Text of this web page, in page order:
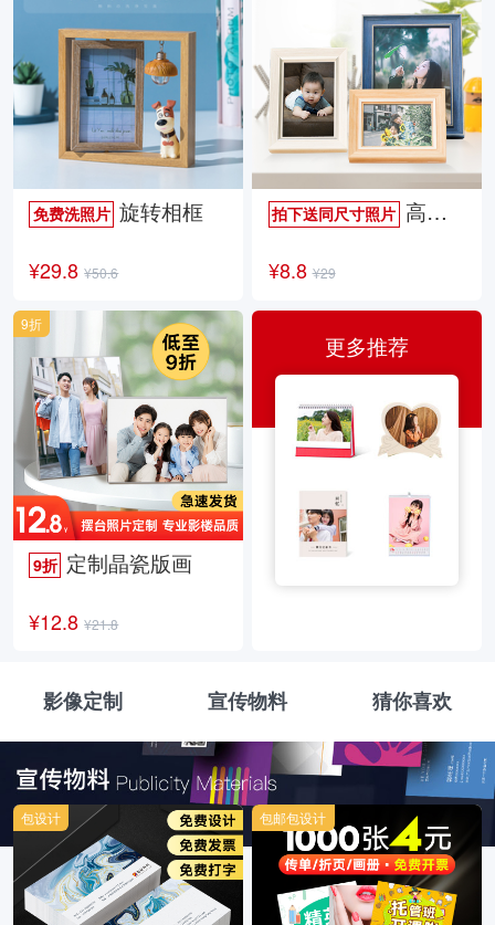
免费洗照片 旋转相框
¥29.8 ¥50.6
拍下送同尺寸照片高档欧式相框
¥8.8 ¥29
9折 定制晶瓷版画
¥12.8 ¥21.8
9折
更多推荐
影像定制 宣传物料 猜你喜欢
包设计 包邮包设计